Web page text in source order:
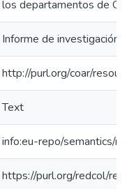
los departamentos de
Informe de investigación
http://purl.org/coar/
Text
info:eu-repo/semantics/
https://purl.org/redcol/